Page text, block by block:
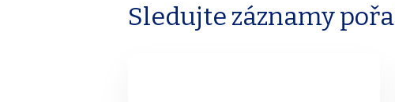
Sledujte záznamy